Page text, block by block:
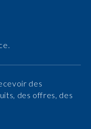
des
des offres, des